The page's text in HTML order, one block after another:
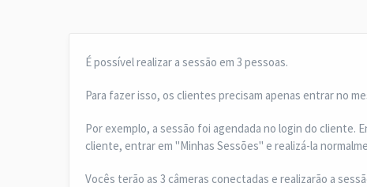
É possível realizar a sessão em 3 pessoas.
Para fazer isso, os clientes precisam apenas entrar no
Por exemplo, a sessão foi agendada no login do cliente.
cliente, entrar em "Minhas Sessões" e realizá-la
Vocês terão as 3 câmeras conectadas e realizarão a